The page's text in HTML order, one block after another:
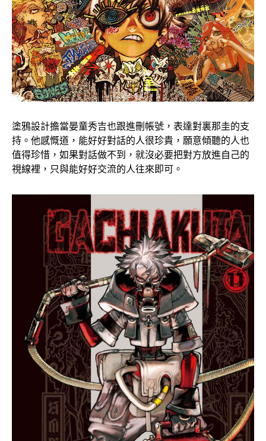
塗鴉設計擔當晏童秀吉也跟進刪帳號，表達對裏那圭的支
持。他感慨道，能好好對話的人很珍貴，願意傾聽的人也
值得珍惜，如果對話做不到，就沒必要把對方放進自己的
視線裡，只與能好好交流的人往來即可。